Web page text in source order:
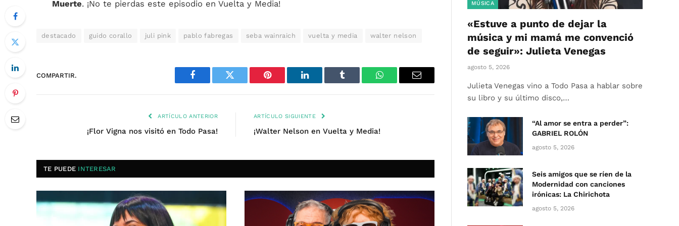
Muerte. ¡No te pierdas este episodio en Vuelta y Media!
destacado guido corallo juli pink pablo fabregas seba wainraich vuelta y media walter nelson
COMPARTIR.
Facebook Twitter Pinterest LinkedIn Tumblr WhatsAppEmail
ARTÍCULO ANTERIOR
¡Flor Vigna nos visitó en Todo Pasa!
ARTÍCULO SIGUIENTE
¡Walter Nelson en Vuelta y Media!
TE PUEDE INTERESAR
MÚSICA
«Estuve a punto de dejar la
música y mi mamá me convenció
de seguir»: Julieta Venegas
agosto 5, 2026
Julieta Venegas vino a Todo Pasa a hablar sobre
su libro y su último disco,…
“Al amor se entra a perder”:
GABRIEL ROLÓN
agosto 5, 2026
Seis amigos que se ríen de la
Modernidad con canciones
irónicas: La Chirichota
agosto 5, 2026